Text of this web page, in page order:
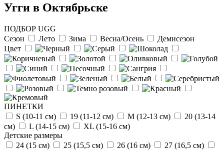
Отзыв от Натальи
г.Красноярск
Угги в Октябрьске
ПОДБОР UGG
Сезон
Лето Зима Весна/Осень
Демисезон
Цвет
ПИНЕТКИ
S (10-11 см)
19 (11-12 см) М (12-13 см)
20 (13-14
см)
L (14-15 cм)
ХL (15-16 cм)
Детские размеры
24 (15 см)
25 (15,5 см) 26 (16 см)
27 (16,5 см)